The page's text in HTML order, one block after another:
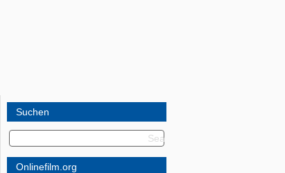
Suchen
Onlinefilm.org